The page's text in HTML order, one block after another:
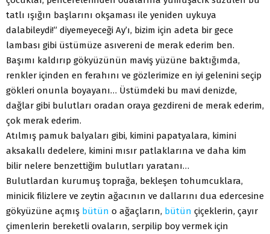
tatlı ışığın başlarını okşaması ile yeniden uykuya
dalabileydi!” diyemeyeceği Ay’ı, bizim için adeta bir gece
lambası gibi üstümüze asıvereni de merak ederim ben.
Başımı kaldırıp gökyüzünün maviş yüzüne baktığımda,
renkler içinden en ferahını ve gözlerimize en iyi gelenini seçip
gökleri onunla boyayanı… Üstümdeki bu mavi denizde,
dağlar gibi bulutları oradan oraya gezdireni de merak ederim,
çok merak ederim.
Atılmış pamuk balyaları gibi, kimini papatyalara, kimini
aksakallı dedelere, kimini mısır patlaklarına ve daha kim
bilir nelere benzettiğim bulutları yaratanı…
Bulutlardan kurumuş toprağa, bekleşen tohumcuklara,
minicik filizlere ve zeytin ağacının ve dallarını dua edercesine
gökyüzüne açmış bütün o ağaçların, bütün çiçeklerin, çayır
çimenlerin bereketli ovaların, serpilip boy vermek için